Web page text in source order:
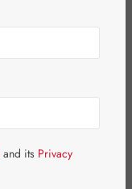
and its Privacy